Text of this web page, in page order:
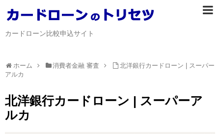
カードローン比較申込サイト
ホーム 消費者金融 審査
北洋銀行カードローン | スーパー
アルカ
北洋銀行カードローン | スーパーア
ルカ